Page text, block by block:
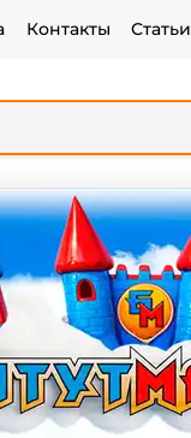
Контакты Статьи